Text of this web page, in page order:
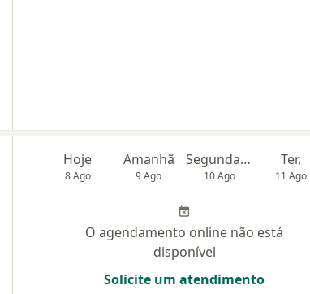
Hoje
8 Ago
Amanhã
9 Ago
Segunda-feira
10 Ago
Ter,
11 Ago
O agendamento online não está
disponível
Solicite um atendimento